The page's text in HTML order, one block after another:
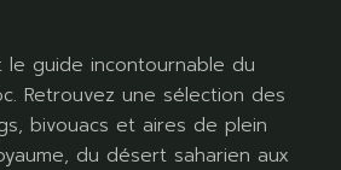
le guide incontournable du
Retrouvez une sélection des
bivouacs et aires de plein
du désert saharien aux